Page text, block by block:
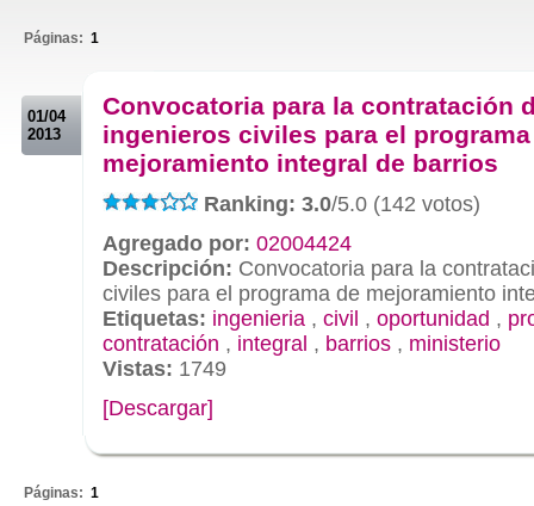
Páginas: 1
01/04
2013
Convocatoria para la contratación
ingenieros civiles para el
mejoramiento integral de barrios
Ranking: 3.0/5.0 (142 votos)
Agregado por: 02004424
Descripción: Convocatoria para la
civiles para el programa de mejoramiento
Etiquetas: ingenieria , civil , oportunidad ,
contratación , integral , barrios , ministerio
Vistas: 1749
[Descargar]
Páginas: 1